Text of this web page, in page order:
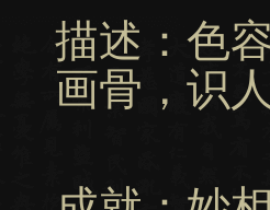
描述：色
画骨，识